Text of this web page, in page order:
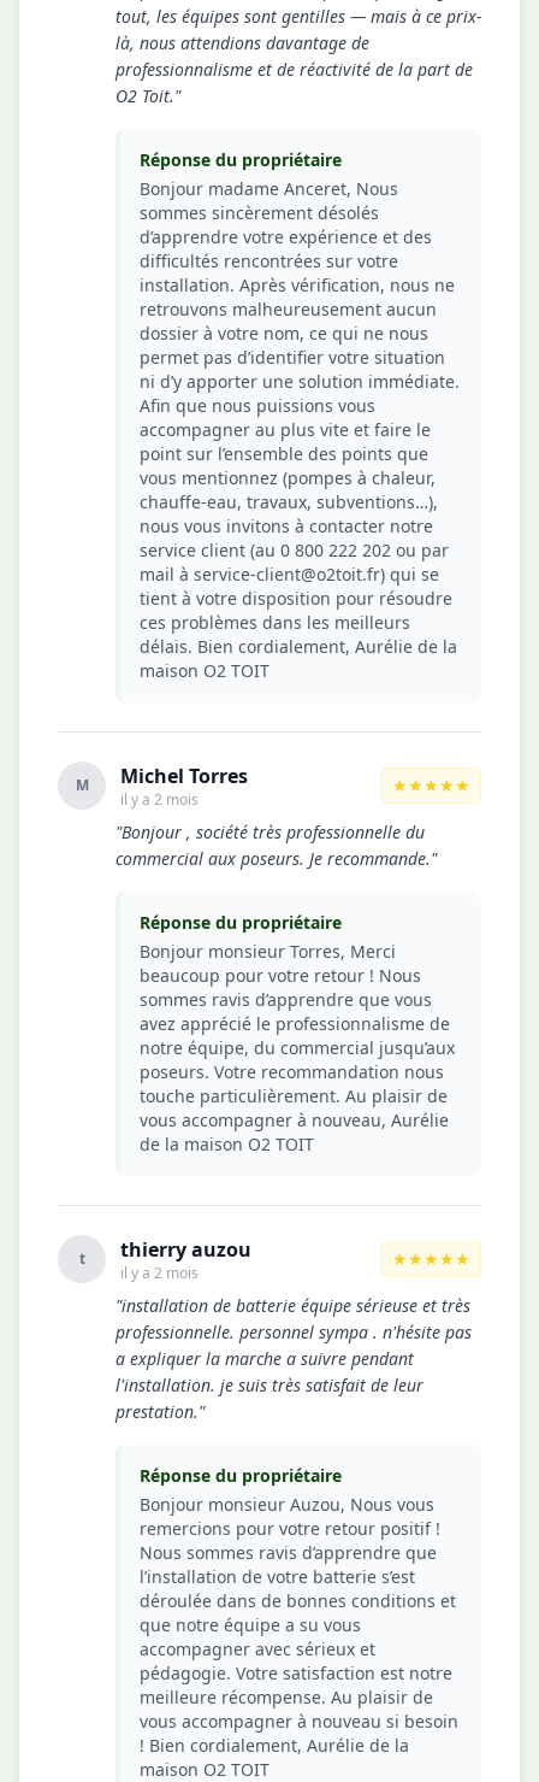
tout, les équipes sont gentilles — mais à ce prix-
là, nous attendions davantage de
professionnalisme et de réactivité de la part de
O2 Toit."
Réponse du propriétaire
Bonjour madame Anceret, Nous
sommes sincèrement désolés
d’apprendre votre expérience et des
difficultés rencontrées sur votre
installation. Après vérification, nous ne
retrouvons malheureusement aucun
dossier à votre nom, ce qui ne nous
permet pas d’identifier votre situation
ni d’y apporter une solution immédiate.
Afin que nous puissions vous
accompagner au plus vite et faire le
point sur l’ensemble des points que
vous mentionnez (pompes à chaleur,
chauffe-eau, travaux, subventions…),
nous vous invitons à contacter notre
service client (au 0 800 222 202 ou par
mail à service-client@o2toit.fr) qui se
tient à votre disposition pour résoudre
ces problèmes dans les meilleurs
délais. Bien cordialement, Aurélie de la
maison O2 TOIT
M Michel Torres
il y a 2 mois
★★★★★
"Bonjour , société très professionnelle du
commercial aux poseurs. Je recommande."
Réponse du propriétaire
Bonjour monsieur Torres, Merci
beaucoup pour votre retour ! Nous
sommes ravis d’apprendre que vous
avez apprécié le professionnalisme de
notre équipe, du commercial jusqu’aux
poseurs. Votre recommandation nous
touche particulièrement. Au plaisir de
vous accompagner à nouveau, Aurélie
de la maison O2 TOIT
t thierry auzou
il y a 2 mois
★★★★★
"installation de batterie équipe sérieuse et très
professionnelle. personnel sympa . n'hésite pas
a expliquer la marche a suivre pendant
l'installation. je suis très satisfait de leur
prestation."
Réponse du propriétaire
Bonjour monsieur Auzou, Nous vous
remercions pour votre retour positif !
Nous sommes ravis d’apprendre que
l’installation de votre batterie s’est
déroulée dans de bonnes conditions et
que notre équipe a su vous
accompagner avec sérieux et
pédagogie. Votre satisfaction est notre
meilleure récompense. Au plaisir de
vous accompagner à nouveau si besoin
! Bien cordialement, Aurélie de la
maison O2 TOIT